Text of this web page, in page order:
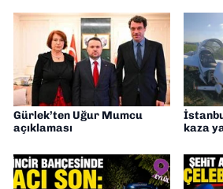
Gürlek’ten Uğur Mumcu
açıklaması
kaza